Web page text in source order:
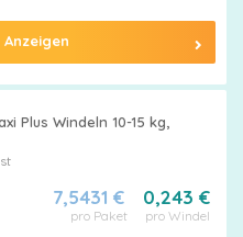
Anzeigen
Plus Windeln 10-15 kg,
0,243 €
pro Windel
7,5431 €
pro Paket